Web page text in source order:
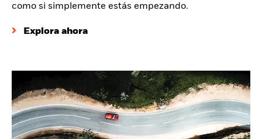
como si simplemente estás empezando.
Explora ahora